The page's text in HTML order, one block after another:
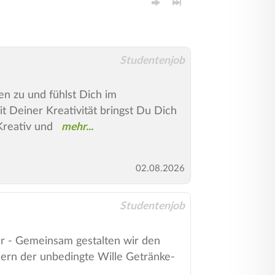
Studentenjob
zu und fühlst Dich im
Deiner Kreativität bringst Du Dich
und
02.08.2026
Studentenjob
- Gemeinsam gestalten wir den
der unbedingte Wille Getränke-